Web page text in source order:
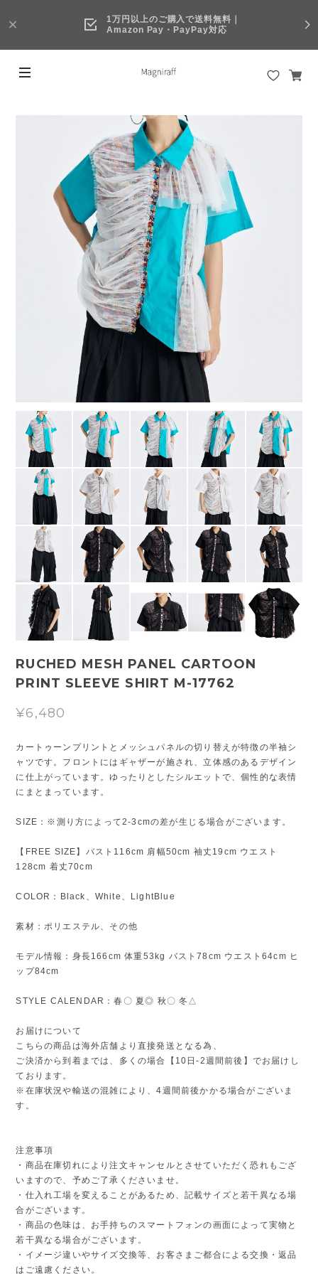
1万円以上のご購入で送料無料｜
Amazon Pay・PayPay対応
RUCHED MESH PANEL CARTOON
PRINT SLEEVE SHIRT M-17762
¥6,480
カートゥーンプリントとメッシュパネルの切り替えが特徴の半袖シ
ャツです。フロントにはギャザーが施され、立体感のあるデザイン
に仕上がっています。ゆったりとしたシルエットで、個性的な表情
にまとまっています。
SIZE：※測り方によって2-3cmの差が生じる場合がございます。
【FREE SIZE】バスト116cm 肩幅50cm 袖丈19cm ウエスト
128cm 着丈70cm
COLOR：Black、White、LightBlue
素材：ポリエステル、その他
モデル情報：身長166cm 体重53kg バスト78cm ウエスト64cm ヒ
ップ84cm
STYLE CALENDAR：春〇 夏◎ 秋〇 冬△
お届けについて
こちらの商品は海外店舗より直接発送となる為、
ご決済から到着までは、多くの場合【10日-2週間前後】でお届けし
ております。
※在庫状況や輸送の混雑により、4週間前後かかる場合がございま
す。
注意事項
・商品在庫切れにより注文キャンセルとさせていただく恐れもござ
いますので、予めご了承くださいませ。
・仕入れ工場を変えることがあるため、記載サイズと若干異なる場
合がございます。
・商品の色味は、お手持ちのスマートフォンの画面によって実物と
若干異なる場合がございます。
・イメージ違いやサイズ交換等、お客さまご都合による交換・返品
はご遠慮ください。